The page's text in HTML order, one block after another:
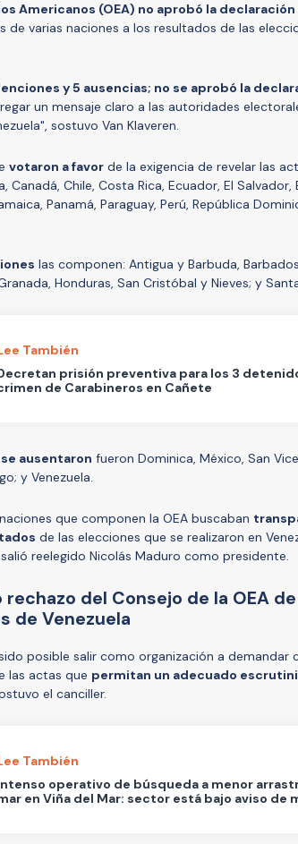
Americanos (OEA) no aprobó la
de varias naciones a los resultados de las
y 5 ausencias; no se aprobó la
un mensaje claro a las autoridades
sostuvo Van Klaveren.
votaron a favor de la exigencia de revelar las
Canadá, Chile, Costa Rica, Ecuador, El Salvador,
Panamá, Paraguay, Perú, República
las componen: Antigua y Barbuda,
Honduras, San Cristóbal y Nieves; y
También
prisión preventiva para los 3
de Carabineros en Cañete
se ausentaron fueron Dominica, México, San
y Venezuela.
que componen la OEA buscaban
de las elecciones que se realizaron en
reelegido Nicolás Maduro como presidente.
del Consejo de la OEA
de Venezuela
posible salir como organización a demandar
las actas que permitan un adecuado
el canciller.
También
operativo de búsqueda a menor
en Viña del Mar: sector está bajo aviso de